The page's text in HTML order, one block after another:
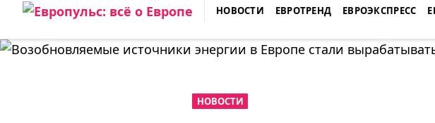
Skip
contentЕВРОПУЛЬС: ВСЁ О ЕВРОПЕ
НОВОСТИ ЕВРОТРЕНД ЕВРОЭКСПРЕСС
НОВОСТИ